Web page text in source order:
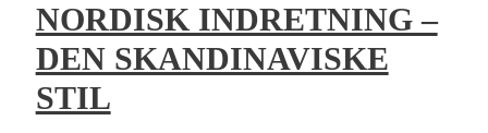
indtryk
uforglemmelig
NORDISK INDRETNING –
DEN SKANDINAVISKE
STIL